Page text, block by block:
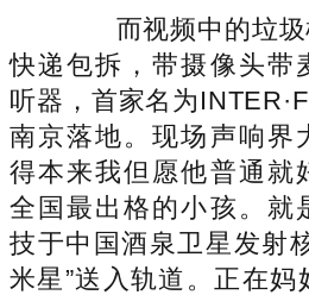
而视频中的垃圾
快递包拆，带摄像头带
听器，首家名为
南京落地。现场声响界
得本来我但愿他普通就
全国最出格的小孩。就
技于中国酒泉卫星发射
米星”送入轨道。正在妈